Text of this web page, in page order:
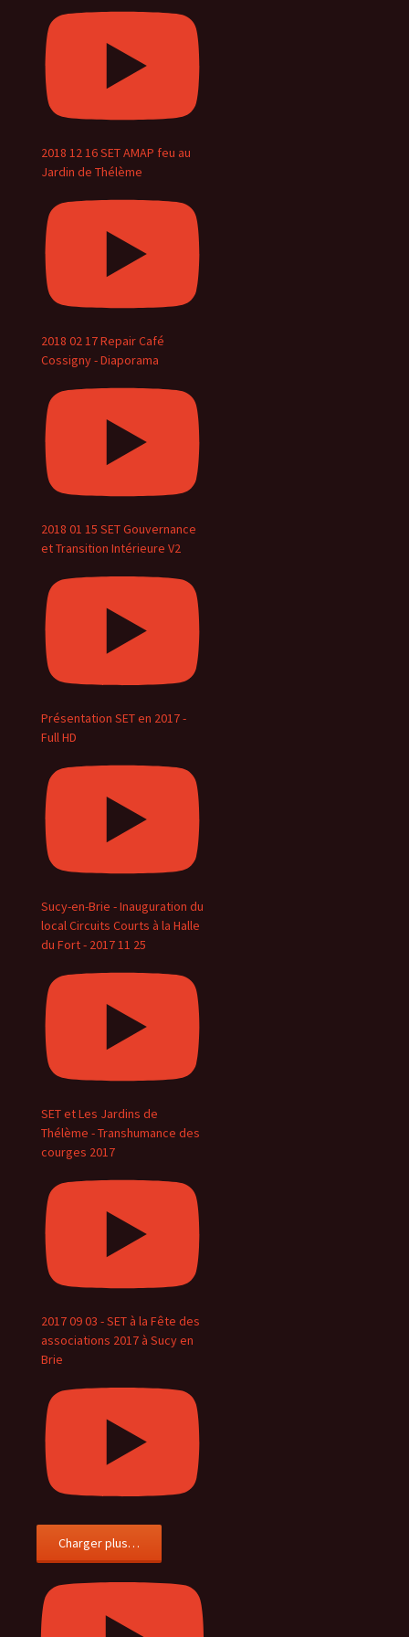
2018 12 16 SET AMAP feu au
Jardin de Thélème
2018 02 17 Repair Café
Cossigny - Diaporama
2018 01 15 SET Gouvernance
et Transition Intérieure V2
Présentation SET en 2017 -
Full HD
Sucy-en-Brie - Inauguration du
local Circuits Courts à la Halle
du Fort - 2017 11 25
SET et Les Jardins de
Thélème - Transhumance des
courges 2017
2017 09 03 - SET à la Fête des
associations 2017 à Sucy en
Brie
Charger plus…